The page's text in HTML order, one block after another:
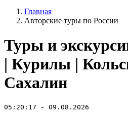
Главная
Авторские туры по России
Туры и
| Курилы |
Сахалин
05:20:17 - 09.08.2026